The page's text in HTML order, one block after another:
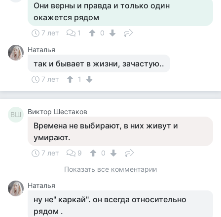
Они верны и правда и только один
окажется рядом
7 лет 1
0
Наталья
так и бывает в жизни, зачастую..
7 лет 1
ВШ Виктор Шестаков
Времена не выбирают, в них живут и
умирают.
7 лет 9
0
Показать все комментарии
Наталья
ну не" каркай". он всегда относительно
рядом .